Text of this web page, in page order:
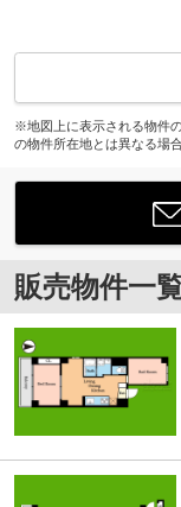
※地図上に表示される物件
の物件所在地とは異なる場
販売物件一